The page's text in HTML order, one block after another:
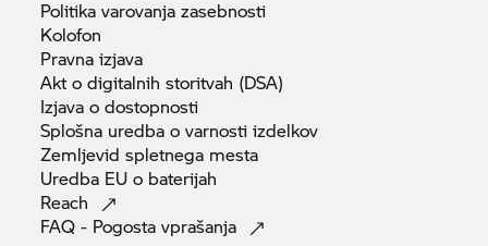
Politika varovanjazasebnosti
Kolofon
Pravnaizjava
Akt o digitalnih storitvah (DSA)
Izjava odostopnosti
Splošna uredba o varnostiizdelkov
Zemljevid spletnega mesta
Uredba EU o baterijah
Reach
FAQ - Pogostavprašanja